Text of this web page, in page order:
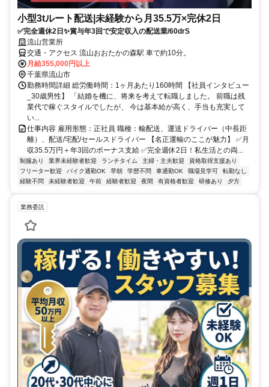
小型3tルート配送|未経験から月35.5万×完休2日
✅完全週休2日✨賞与年3回で安定収入の配送業/60drS
流山営業所
交通・アクセス 流山おおたかの森駅 車で約10分。
月給355,000円以上
千葉県流山市
勤務時間詳細 総労働時間：1ヶ月あたり160時間 【社員インタビュー
_30歳男性】 「結婚を機に、将来を考えて転職しました。 前職は残
業代で稼ぐスタイルでしたが、 今は基本給が高く、手当も充実して
い...
仕事内容 雇用形態：正社員 職種：輸配送、運送ドライバー（中長距
離）、配送/宅配/セールスドライバー 【名正運輸のここが魅力】 ✅月
収35.5万円＋年3回のボーナス支給 ✅完全週休2日！私生活との両...
制服あり 業界未経験者歓迎 ランチタイム 主婦・主夫歓迎
資格取得支援あり
フリーター歓迎
バイク通勤OK 早朝 学歴不問 車通勤OK 職場見学可
転勤なし
経験不問
未経験者歓迎 午前 経験者歓迎 夜間 有資格者歓迎 研修あり 夕方
業務委託